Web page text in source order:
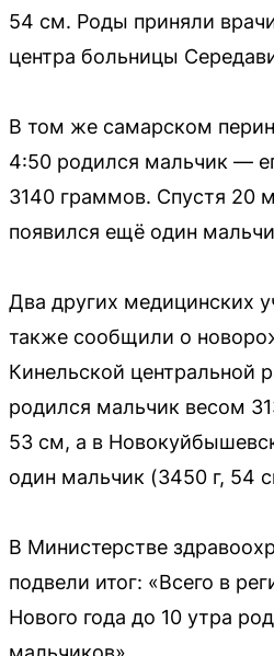
54 см. Роды приняли
центра больницы
В том же самарском
4:50 родился мальчик —
3140 граммов. Спустя 20
появился ещё один
Два других медицинских
также сообщили о
Кинельской центральной
родился мальчик весом
53 см, а в
один мальчик (3450 г, 54
В Министерстве
подвели итог: «Всего в
Нового года до 10 утра